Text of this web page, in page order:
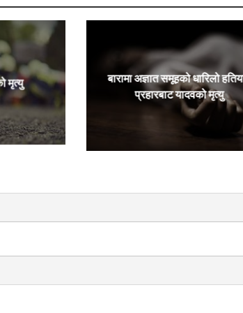
मृत्यु
बारामा अज्ञात समूहको धारिलो
प्रहारबाट यादवको मृत्यु